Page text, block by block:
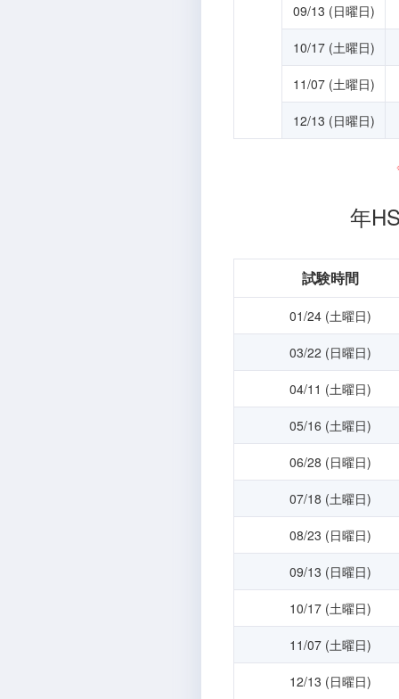
09/13 (日曜日)
10/17 (土曜日)
11/07 (土曜日)
12/13 (日曜日)
年
試験時間
01/24 (土曜日)
03/22 (日曜日)
04/11 (土曜日)
05/16 (土曜日)
06/28 (日曜日)
07/18 (土曜日)
08/23 (日曜日)
09/13 (日曜日)
10/17 (土曜日)
11/07 (土曜日)
12/13 (日曜日)